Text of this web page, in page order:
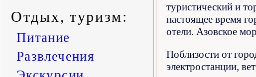
Отдых, туризм:
Питание
Развлечения
туристический и
настоящее время
отели. Азовское
Поблизости от
электростанции,